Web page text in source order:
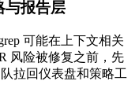
与报告层
可能在上下文相关
风险被修复之前，先
拉回仪表盘和策略工